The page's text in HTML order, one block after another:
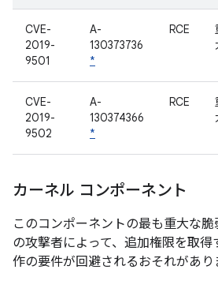
CVE-
2019-
9501
A-
130373736
*
RCE
CVE-
2019-
9502
A-
130374366
*
RCE
カーネル コンポーネント
このコンポーネントの最も重大な
の攻撃者によって、追加権限を取
作の要件が回避されるおそれがあり